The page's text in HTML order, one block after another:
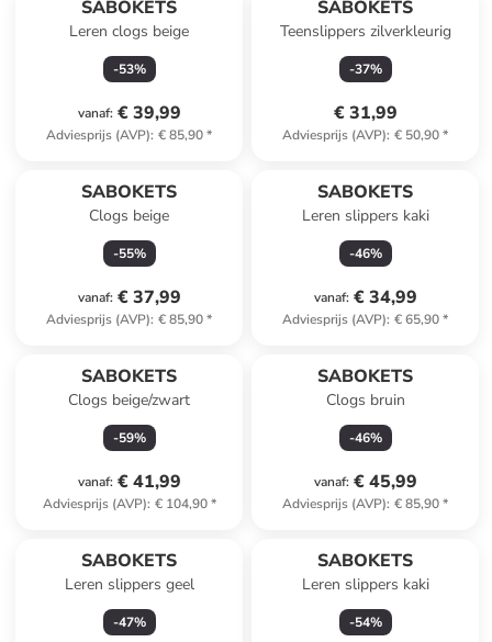
SABOKETS
Leren clogs beige
-53%
vanaf: € 39,99
Adviesprijs (AVP): € 85,90*
SABOKETS
Teenslippers zilverkleurig
-37%
€ 31,99
Adviesprijs (AVP): € 50,90*
SABOKETS
Clogs beige
-55%
vanaf: € 37,99
Adviesprijs (AVP): € 85,90*
SABOKETS
Leren slippers kaki
-46%
vanaf: € 34,99
Adviesprijs (AVP): € 65,90*
SABOKETS
Clogs beige/zwart
-59%
vanaf: € 41,99
Adviesprijs (AVP): € 104,90*
SABOKETS
Clogs bruin
-46%
vanaf: € 45,99
Adviesprijs (AVP): € 85,90*
SABOKETS
Leren slippers geel
-47%
SABOKETS
Leren slippers kaki
-54%